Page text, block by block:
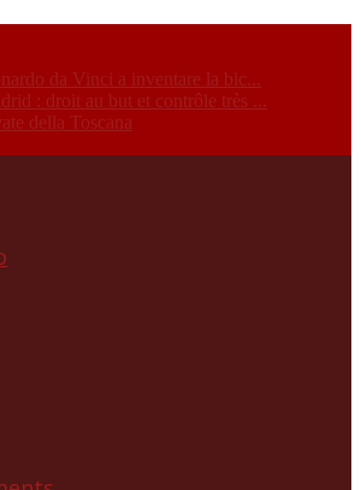
da Vinci a inventare la bic...
: droit au but et contrôle très ...
della Toscana